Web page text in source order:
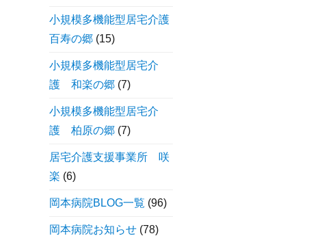
小規模多機能型居宅介護
百寿の郷(15)
小規模多機能型居宅介
護 和楽の郷(7)
小規模多機能型居宅介
護 柏原の郷(7)
居宅介護支援事業所 咲
楽 (6)
岡本病院BLOG一覧 (96)
岡本病院お知らせ(78)